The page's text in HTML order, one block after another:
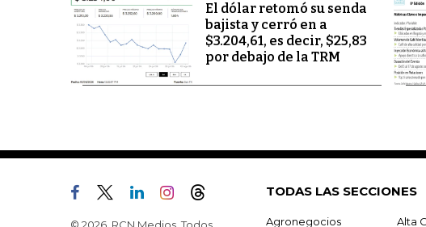
El dólar retomó su senda
bajista y cerró en a
$3.204,61, es decir, $25,83
por debajo de la TRM
© 2026, RCN Medios. Todos
TODAS LAS SECCIONES
Agronegocios Alta